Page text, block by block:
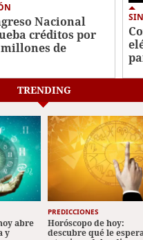
Nacional
créditos por
millones de
para
fiscal y
inclusivo
TRENDING
abre
y
PREDICCIONES
Horóscopo de hoy:
descubre qué le